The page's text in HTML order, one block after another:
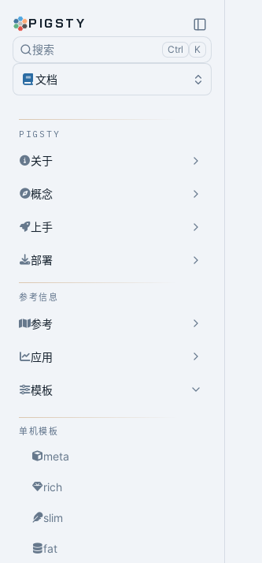
PIGSTY
搜索 Ctrl K
文档
PIGSTY
关于
概念
上手
部署
参考信息
参考
应用
模板
单机模板
meta
rich
slim
fat